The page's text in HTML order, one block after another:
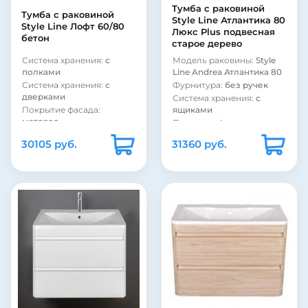
Форма раковины:
полукруглая
Материал раковины:
фаянс
Материал корпуса:
Стиль: современный
Материал корпуса: ДСП
Материал фасада: ДСП
Покрытие корпуса:
ламинат
Покрытие корпуса:
матовое
Форма раковины:
прямоугольная
Материал раковины:
Тумба с раковиной
Style Line Лофт 60/80
бетон
Система хранения: с
полками
Система хранения: с
дверками
Покрытие фасада:
матовое
ламинат
Модель раковины: Style
Line Andrea Classic 60
Лофт
Страна: Россия
Бельевая корзина: нет
Цвет: черный
искусственный мрамор
30105 руб.
Тумба с раковиной
Style Line Атлантика 80
Люкс Plus подвесная
старое дерево
Модель раковины: Style
Line Andrea Атлантика 80
Фурнитура: без ручек
Система хранения: с
ящиками
Покрытие фасада:
Покрытие фасада:
Коллекция: Атлантика
Страна: Россия
Цвет:
темное дерево
Монтаж: подвесной
Стиль: современный
Материал раковины:
искусственный мрамор
Материал корпуса:
Материал фасада:
МДФ
31360 руб.